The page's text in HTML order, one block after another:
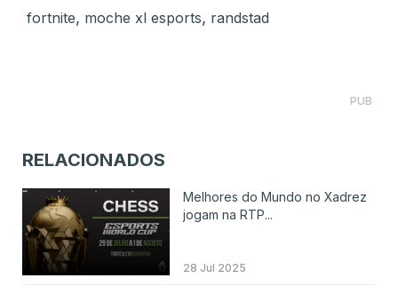
fortnite, moche xl esports, randstad
PUB
RELACIONADOS
Melhores do Mundo no Xadrez
jogam na RTP...
28 Jul 2025